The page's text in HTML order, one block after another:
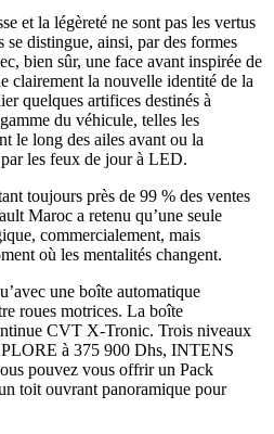
et la légèreté ne sont pas les vertus
distingue, ainsi, par des formes
bien sûr, une face avant inspirée de
clairement la nouvelle identité de la
quelques artifices destinés à
du véhicule, telles les
le long des ailes avant ou la
les feux de jour à LED.
toujours près de 99 % des ventes
Maroc a retenu qu’une seule
commercialement, mais
où les mentalités changent.
une boîte automatique
roues motrices. La boîte
CVT X-Tronic. Trois niveaux
à 375 900 Dhs, INTENS
pouvez vous offrir un Pack
toit ouvrant panoramique pour